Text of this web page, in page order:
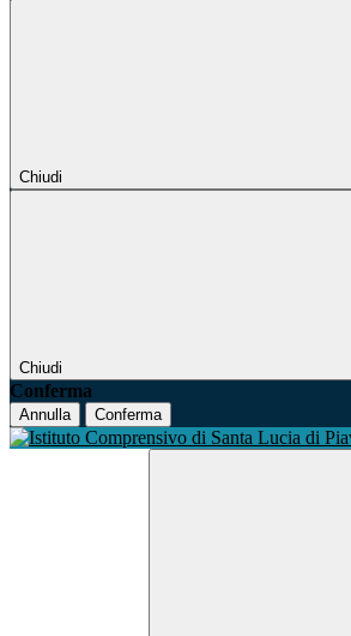
Chiudi
Chiudi
Conferma
Annulla Conferma